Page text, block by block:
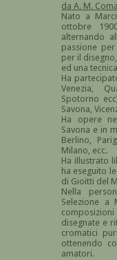
da A. M.
Nato a
ottobre
alternando
passione
per il
ed una
Ha
Venezia,
Spotorno
Savona,
Ha opere
Savona e in
Berlino,
Milano, ecc.
Ha illustrato
ha eseguito
di Gioitti del
Nella
Selezione a
disegnate e
cromatici
ottenendo
amatori.